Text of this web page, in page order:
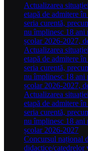
Actualizarea
etapă de admitere
seria curentă,
nu împlinesc 18 ani
școlar 2026-2027,
Actualizarea
etapă de admitere
seria curentă,
nu împlinesc 18 ani
școlar 2026-2027,
Actualizarea
etapă de admitere
seria curentă,
nu împlinesc 18 ani
școlar 2026-2027
Concursul național
didactice/catedrelor